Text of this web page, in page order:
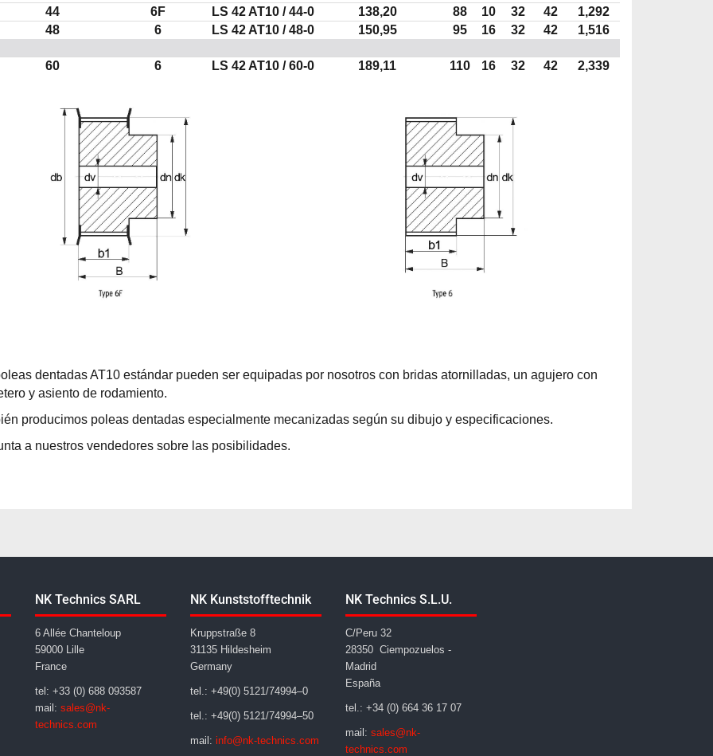
44
6F LS 42 AT10 / 44-0 138,20 88 10 32 42
1,292
48
6 LS 42 AT10 / 48-0 150,95 95 16 32 42 1,516
60 6 LS 42 AT10 / 60-0 189,11 110 16 32 42 2,339
dentadas AT10 estándar pueden ser equipadas por nosotros con bridas atornilladas, un agujero con
y asiento de rodamiento.
producimos poleas dentadas especialmente mecanizadas según su dibujo y especificaciones.
a nuestros vendedores sobre las posibilidades.
NK Technics SARL
6 Allée Chanteloup
59000 Lille
France
tel: +33 (0) 688 093587
mail: sales@nk-
technics.com
NK Kunststofftechnik
Kruppstraße 8
31135 Hildesheim
Germany
tel.: +49(0) 5121/74994–0
tel.: +49(0) 5121/74994–50
mail: info@nk-technics.com
NK Technics S.L.U.
C/Peru 32
28350 Ciempozuelos -
Madrid
España
tel.: +34 (0) 664 36 17 07
mail: sales@nk-
technics.com